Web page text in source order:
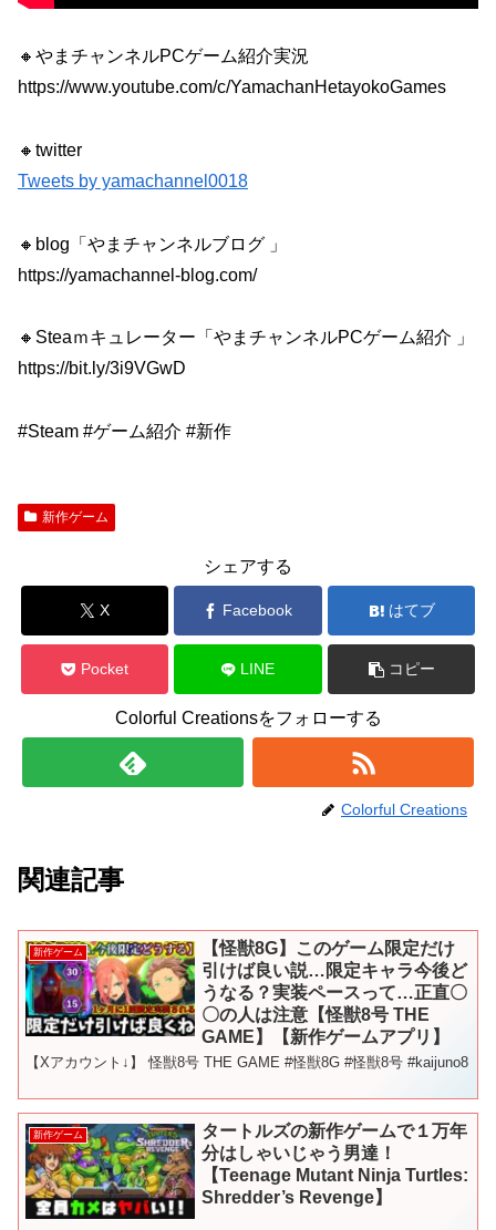
🔸やまチャンネルPCゲーム紹介実況
https://www.youtube.com/c/YamachanHetayokoGames
🔸twitter
Tweets by yamachannel0018
🔸blog「やまチャンネルブログ 」
https://yamachannel-blog.com/
🔸Steaｍキュレーター「やまチャンネルPCゲーム紹介 」
https://bit.ly/3i9VGwD
#Steam #ゲーム紹介 #新作
新作ゲーム
シェアする
X Facebook はてブ
Pocket LINE コピー
Colorful Creationsをフォローする
Colorful Creations
関連記事
新作ゲーム
【怪獣8G】このゲーム限定だけ
引けば良い説…限定キャラ今後ど
うなる？実装ペースって…正直〇
〇の人は注意【怪獣8号 THE
GAME】【新作ゲームアプリ】
【Xアカウント↓】 怪獣8号 THE GAME #怪獣8G #怪獣8号 #kaijuno8
新作ゲーム
タートルズの新作ゲームで１万年
分はしゃいじゃう男達！
【Teenage Mutant Ninja Turtles:
Shredder’s Revenge】